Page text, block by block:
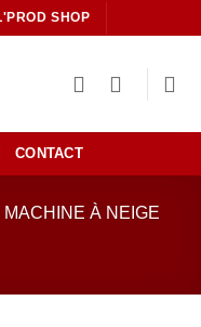
SHOP
CONTACT
MACHINE À NEIGE